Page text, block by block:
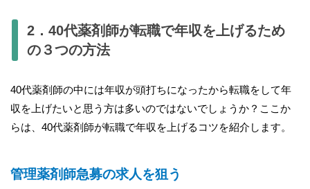
2．40代薬剤師が転職で年収を上げるため
の３つの方法
40代薬剤師の中には年収が頭打ちになったから転職をして年
収を上げたいと思う方は多いのではないでしょうか？ここか
らは、40代薬剤師が転職で年収を上げるコツを紹介します。
管理薬剤師急募の求人を狙う